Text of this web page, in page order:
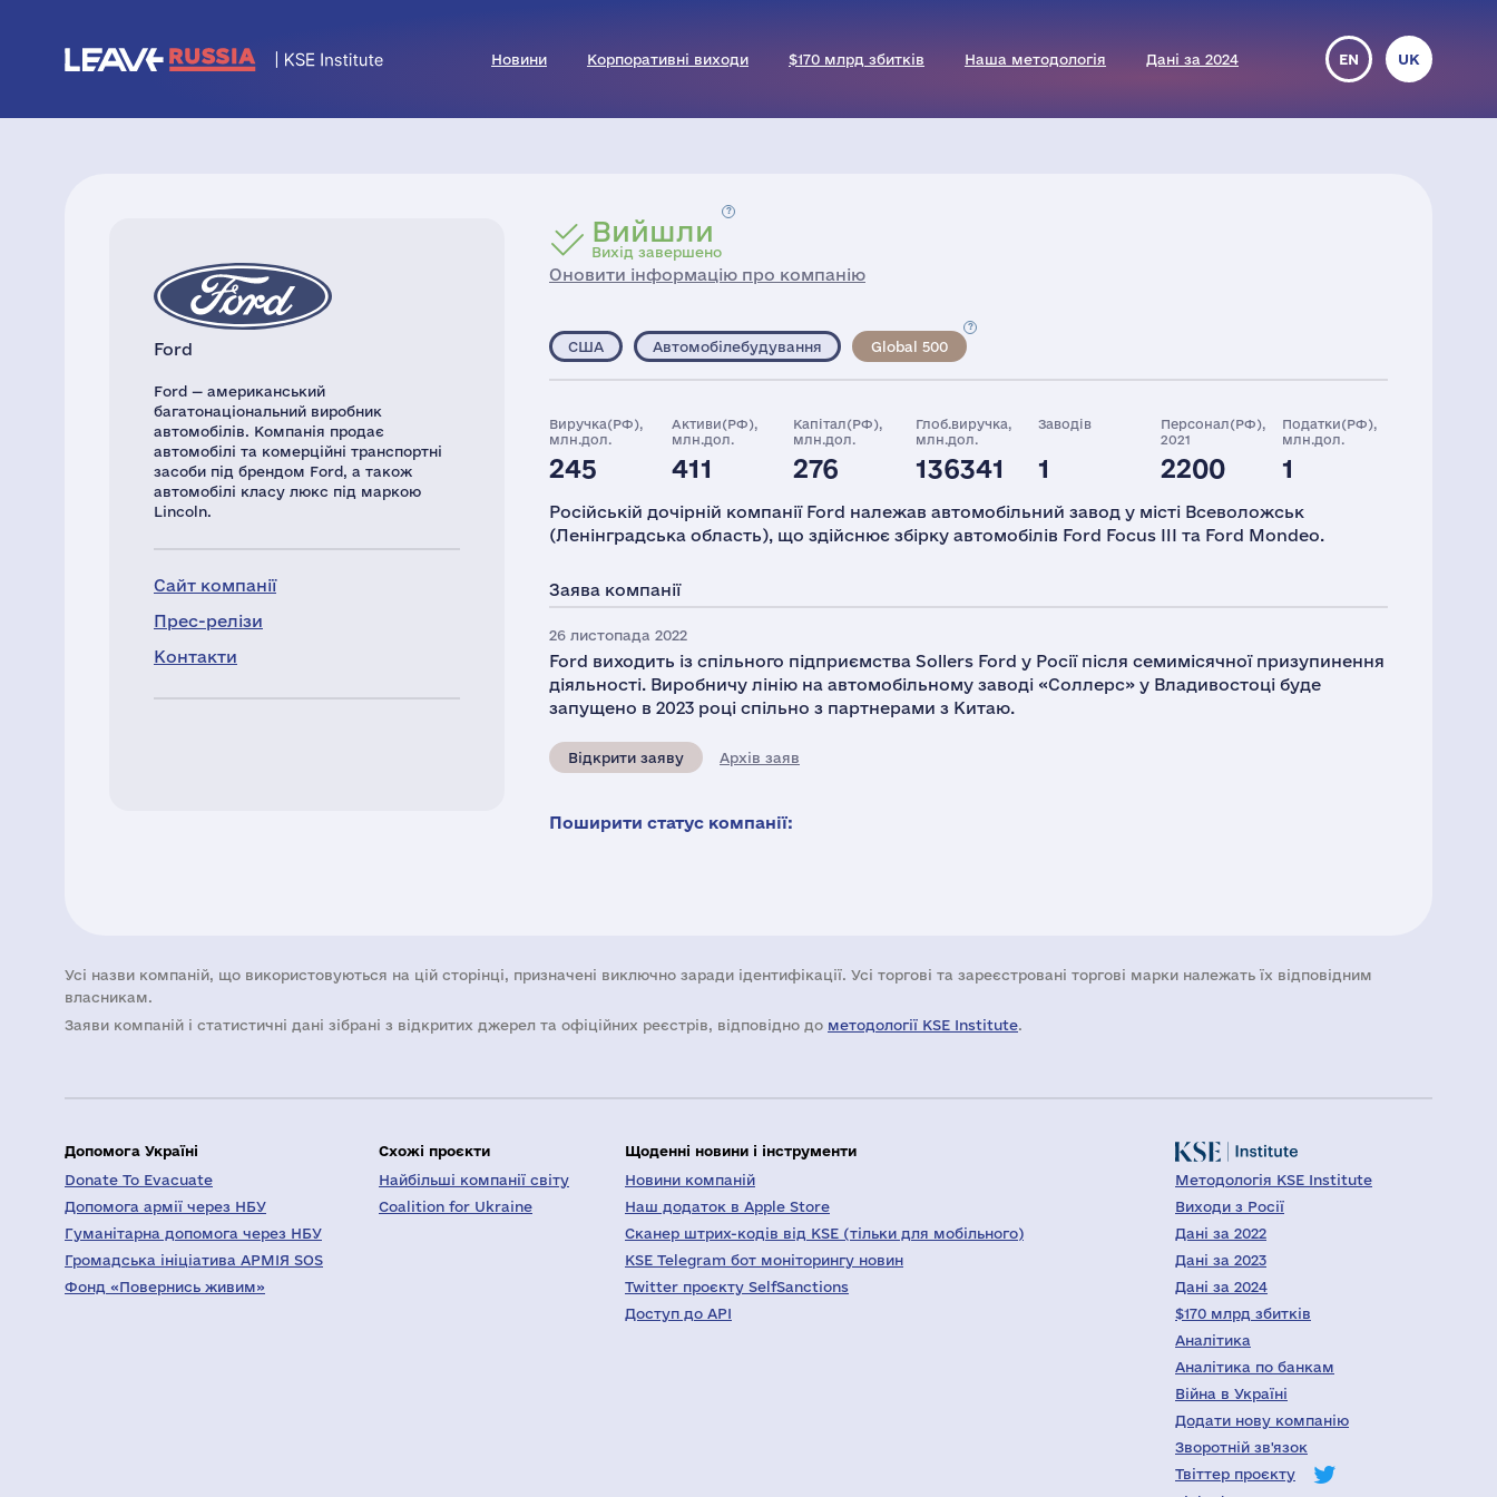
Новини Корпоративні виходи $170 млрд збитків Наша методологія Дані за 2024 EN UK
Ford
Ford — американський
багатонаціональний виробник
автомобілів. Компанія продає
автомобілі та комерційні транспортні
засоби під брендом Ford, а також
автомобілі класу люкс під маркою
Lincoln.
Сайт компанії
Прес-релізи
Контакти
Вийшли
Вихід завершено
Оновити інформацію про компанію
США Автомобілебудування Global 500
Виручка(РФ),
млн.дол.
245
Активи(РФ),
млн.дол.
411
Капітал(РФ),
млн.дол.
276
Глоб.виручка,
млн.дол.
136341
Заводів
1
Персонал(РФ),
2021
2200
Податки(РФ),
млн.дол.
1
Російській дочірній компанії Ford належав автомобільний завод у місті Всеволожськ
(Ленінградська область), що здійснює збірку автомобілів Ford Focus III та Ford Mondeo.
Заява компанії
26 листопада 2022
Ford виходить із спільного підприємства Sollers Ford у Росії після семимісячної призупинення
діяльності. Виробничу лінію на автомобільному заводі «Соллерс» у Владивостоці буде
запущено в 2023 році спільно з партнерами з Китаю.
Відкрити заяву Архів заяв
Поширити статус компанії:
Усі назви компаній, що використовуються на цій сторінці, призначені виключно заради ідентифікації. Усі торгові та зареєстровані торгові марки належать їх відповідним
власникам.
Заяви компаній i статистичні дані зібрані з відкритих джерел та офіційних реєстрів, відповідно до методології KSE Institute.
Допомога Україні
Donate To Evacuate
Допомога армії через НБУ
Гуманітарна допомога через НБУ
Громадська ініціатива АРМІЯ SOS
Фонд «Повернись живим»
Схожі проєкти
Найбільші компанії світу
Coalition for Ukraine
Щоденні новини і інструменти
Новини компаній
Наш додаток в Apple Store
Сканер штрих-кодів від KSE (тільки для мобільного)
KSE Telegram бот моніторингу новин
Twitter проєкту SelfSanctions
Доступ до API
Методологія KSE Institute
Виходи з Росії
Дані за 2022
Дані за 2023
Дані за 2024
$170 млрд збитків
Аналітика
Аналітика по банкам
Війна в Україні
Додати нову компанію
Зворотній зв'язок
Твіттер проєкту